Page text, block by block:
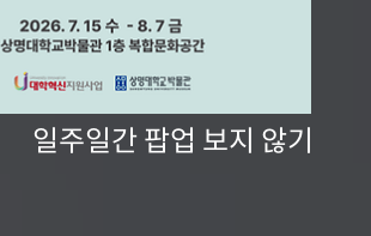
일주일간 팝업 보지 않기